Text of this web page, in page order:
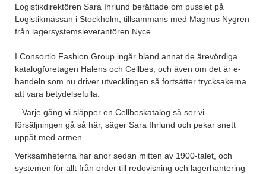
Logistikdirektören Sara Ihrlund berättade om pusslet på
Logistikmässan i Stockholm, tillsammans med Magnus Nygren
från lagersystemsleverantören Nyce.
I Consortio Fashion Group ingår bland annat de ärevördiga
katalogföretagen Halens och Cellbes, och även om det är e-
handeln som nu driver utvecklingen så fortsätter trycksakerna
att vara betydelsefulla.
– Varje gång vi släpper en Cellbeskatalog så ser vi
försäljningen gå så här, säger Sara Ihrlund och pekar snett
uppåt med armen.
Verksamheterna har anor sedan mitten av 1900-talet, och
systemen för allt från order till redovisning och lagerhantering